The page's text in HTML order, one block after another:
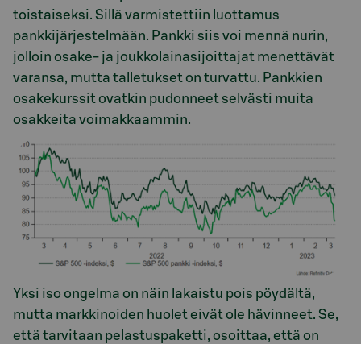
toistaiseksi. Sillä varmistettiin luottamus
pankkijärjestelmään. Pankki siis voi mennä nurin,
jolloin osake- ja joukkolainasijoittajat menettävät
varansa, mutta talletukset on turvattu. Pankkien
osakekurssit ovatkin pudonneet selvästi muita
osakkeita voimakkaammin.
Yksi iso ongelma on näin lakaistu pois pöydältä,
mutta markkinoiden huolet eivät ole hävinneet. Se,
että tarvitaan pelastuspaketti, osoittaa, että on